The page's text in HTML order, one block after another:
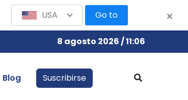
8 agosto 2026 / 11:06
Blog Suscribirse
USA Go to